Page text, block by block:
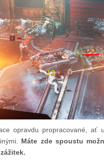
opravdu propracované, ať
Máte zde spoustu